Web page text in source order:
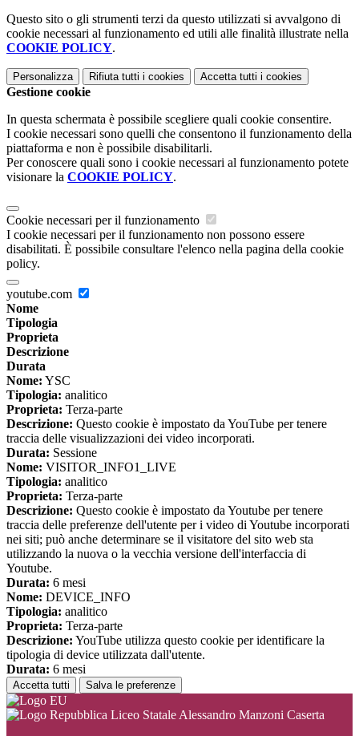
Questo sito o gli strumenti terzi da questo utilizzati si avvalgono di
cookie necessari al funzionamento ed utili alle finalità illustrate nella
COOKIE POLICY.
Personalizza Rifiuta tutti i cookies Accetta tutti i cookies
Gestione cookie
In questa schermata è possibile scegliere quali cookie consentire.
I cookie necessari sono quelli che consentono il funzionamento della
piattaforma e non è possibile disabilitarli.
Per conoscere quali sono i cookie necessari al funzionamento potete
visionare la COOKIE POLICY.
Cookie necessari per il funzionamento
I cookie necessari per il funzionamento non possono essere
disabilitati. È possibile consultare l'elenco nella pagina della cookie
policy.
youtube.com
Nome
Tipologia
Proprieta
Descrizione
Durata
Nome: YSC
Tipologia: analitico
Proprieta: Terza-parte
Descrizione: Questo cookie è impostato da YouTube per tenere
traccia delle visualizzazioni dei video incorporati.
Durata: Sessione
Nome: VISITOR_INFO1_LIVE
Tipologia: analitico
Proprieta: Terza-parte
Descrizione: Questo cookie è impostato da Youtube per tenere
traccia delle preferenze dell'utente per i video di Youtube incorporati
nei siti; può anche determinare se il visitatore del sito web sta
utilizzando la nuova o la vecchia versione dell'interfaccia di
Youtube.
Durata: 6 mesi
Nome: DEVICE_INFO
Tipologia: analitico
Proprieta: Terza-parte
Descrizione: YouTube utilizza questo cookie per identificare la
tipologia di device utilizzata dall'utente.
Durata: 6 mesi
Accetta tutti Salva le preferenze
Liceo Statale Alessandro Manzoni Caserta